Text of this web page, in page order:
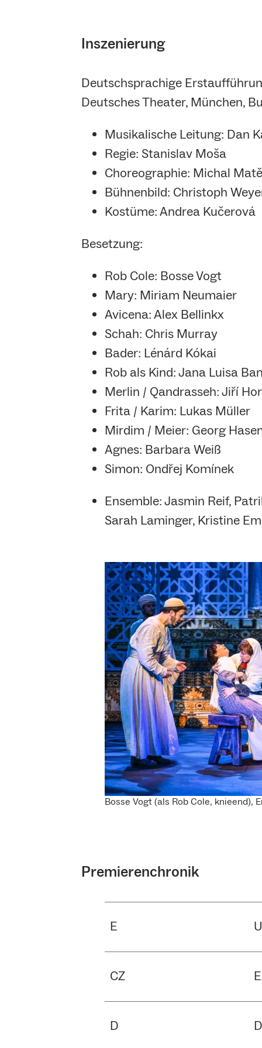
Inszenierung
Deutschsprachige
Deutsches Theater, München,
Musikalische Leitung: Dan
Regie: Stanislav Moša
Choreographie: Michal
Bühnenbild: Christoph
Kostüme: Andrea Kučerová
Besetzung:
Rob Cole: Bosse Vogt
Mary: Miriam Neumaier
Avicena: Alex Bellinkx
Schah: Chris Murray
Bader: Lénárd Kókai
Rob als Kind: Jana Luisa
Merlin / Qandrasseh: Jiří
Frita / Karim: Lukas Müller
Mirdim / Meier: Georg
Agnes: Barbara Weiß
Simon: Ondřej Komínek
Ensemble: Jasmin Reif,
Sarah Laminger, Kristine
Bosse Vogt (als Rob Cole, knieend),
Premierenchronik
E
CZ
D